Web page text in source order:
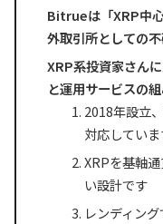
Bitrueは「XRP中
外取引所としての
XRP系投資家さん
と運用サービスの
2018年設立
対応してい
XRPを基軸
い設計です
レンディン